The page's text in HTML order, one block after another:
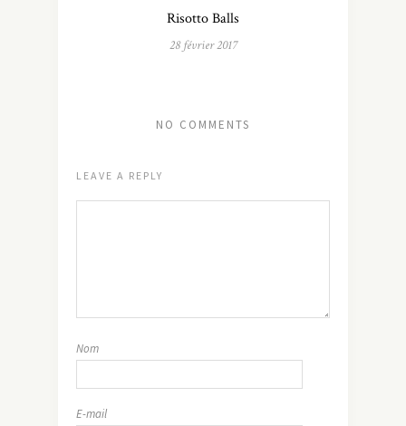
Risotto Balls
28 février 2017
NO COMMENTS
LEAVE A REPLY
Nom
E-mail